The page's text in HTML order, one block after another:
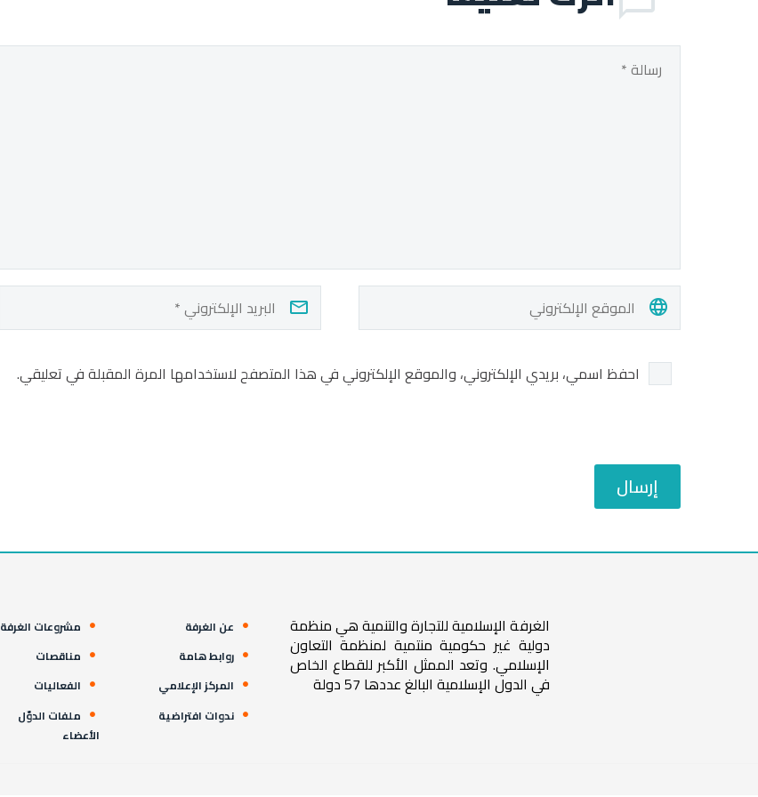
احفظ اسمي، بريدي الإلكتروني، والموقع الإلكتروني في هذا المتصفح لاستخدامها المرة المقبلة في تعليقي.
إرسال
الغرفة الإسلامية للتجارة والتنمية هي منظمة
دولية غير حكومية منتمية لمنظمة التعاون
الإسلامي. وتعد الممثل الأكبر للقطاع الخاص
في الدول الإسلامية البالغ عددها 57 دولة
عن الغرفة
روابط هامة
المركز الإعلامي
ندوات افتراضية
مشروعات الغرفة
مناقصات
الفعاليات
ملفات الدوّل
الأعضاء